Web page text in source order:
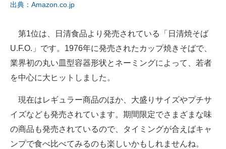
出典：Amazon.co.jp
第1位は、日清食品より発売されている「日清焼そば
U.F.O.」です。1976年に発売されたカップ焼きそばで、
業界初の丸い皿型容器形状とネーミングによって、若者
を中心に大ヒットしました。
現在はレギュラー商品のほか、大盛りサイズやプチサ
イズなども発売されています。期間限定でさまざまな味
の商品も発売されているので、タイミングが合えばキャ
ンプで食べ比べてみるのも楽しいかもしれませんね。